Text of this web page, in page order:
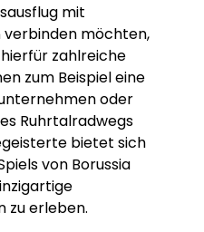
mit
möchten,
zahlreiche
zum Beispiel eine
oder
Ruhrtalradwegs
bietet sich
von Borussia
zu erleben.